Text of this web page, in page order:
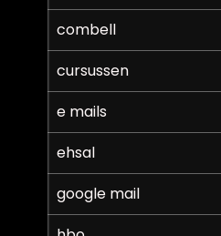
combell
cursussen
e mails
ehsal
google mail